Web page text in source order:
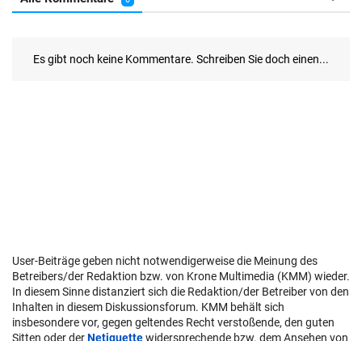
User-Beiträge geben nicht notwendigerweise die Meinung des
Betreibers/der Redaktion bzw. von Krone Multimedia (KMM) wieder.
In diesem Sinne distanziert sich die Redaktion/der Betreiber von den
Inhalten in diesem Diskussionsforum. KMM behält sich
insbesondere vor, gegen geltendes Recht verstoßende, den guten
Sitten oder derNetiquettewidersprechende bzw. dem Ansehen von